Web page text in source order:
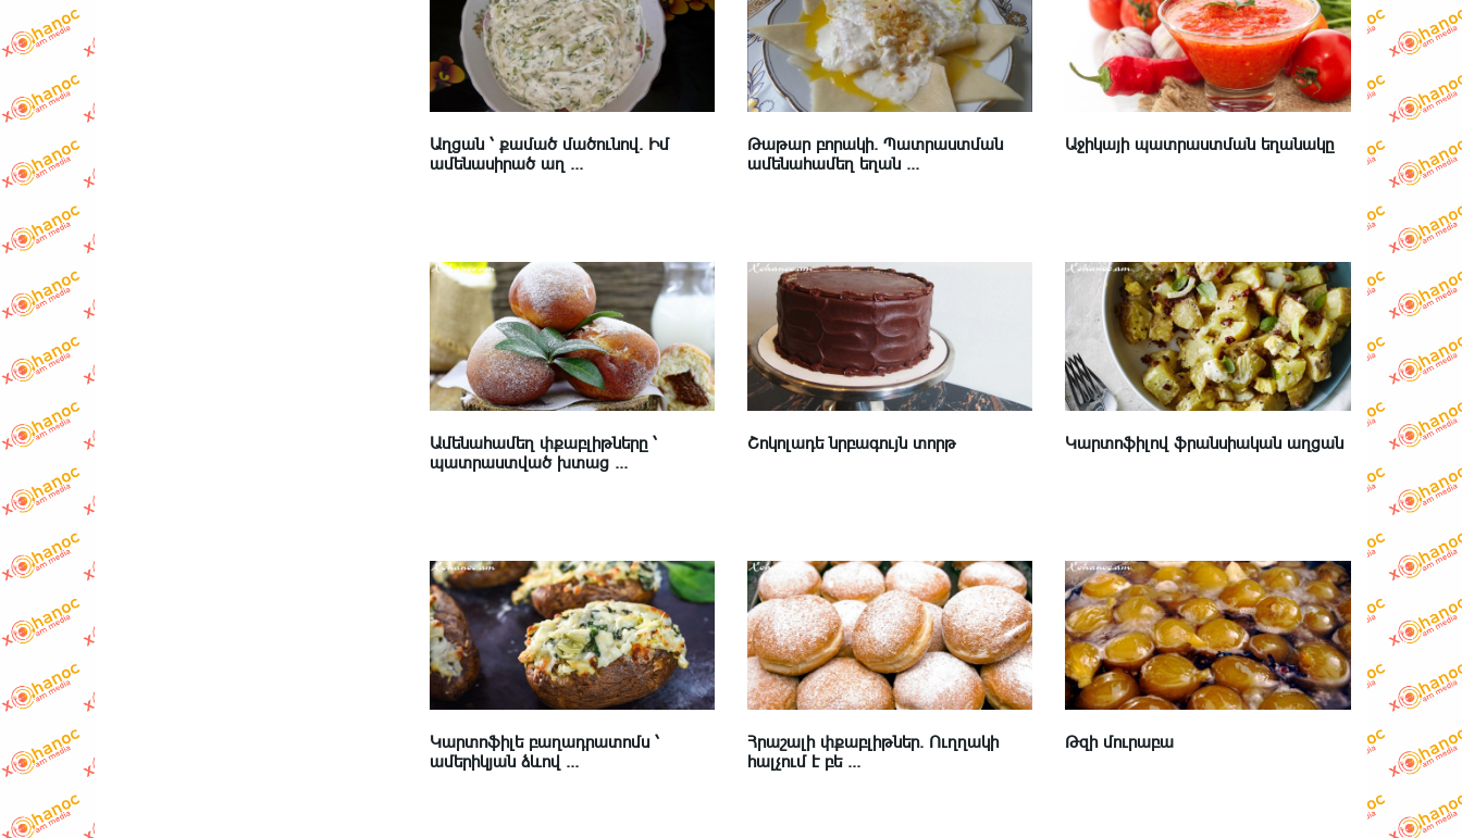
Աղցան ՝ քամած մածունով. Իմ
ամենասիրած աղ ...
Թաթար բորակի. Պատրաստման
ամենահամեղ եղան ...
Աջիկայի պատրաստման եղանակը
Ամենահամեղ փքաբլիթները ՝
պատրաստված խտաց ...
Շոկոլադե նրբագույն տորթ Կարտոֆիլով ֆրանսիական աղցան
Կարտոֆիլե բաղադրատոմս ՝
ամերիկյան ձևով ...
Հրաշալի փքաբլիթներ. Ուղղակի
հալչում է բե ...
Թզի մուրաբա